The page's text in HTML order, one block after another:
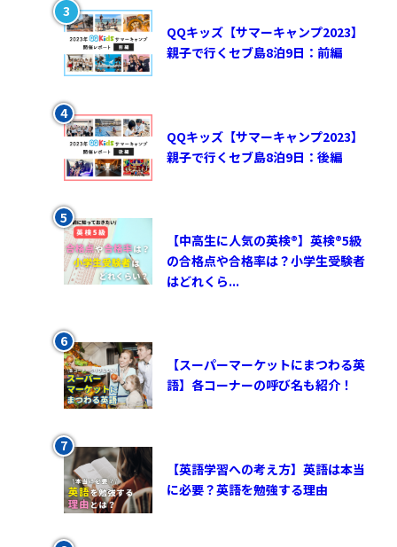
QQキッズ【サマーキャンプ2023】
親子で行くセブ島8泊9日：前編
QQキッズ【サマーキャンプ2023】
親子で行くセブ島8泊9日：後編
【中高生に人気の英検®︎】英検®︎5級
の合格点や合格率は？小学生受験者
はどれくら...
【スーパーマーケットにまつわる英
語】各コーナーの呼び名も紹介！
【英語学習への考え方】英語は本当
に必要？英語を勉強する理由